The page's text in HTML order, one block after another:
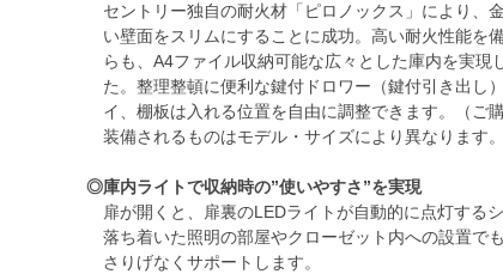
セントリー独自の耐火材「ピロノックス」により、
い壁面をスリムにすることに成功。高い耐火性能を
らも、A4ファイル収納可能な広々とした庫内を実現
た。整理整頓に便利な鍵付ドロワー（鍵付引き出し
イ、棚板は入れる位置を自由に調整できます。（ご
装備されるものはモデル・サイズにより異なります。
◎庫内ライトで収納時の”使いやすさ”を実現
扉が開くと、扉裏のLEDライトが自動的に点灯するシ
落ち着いた照明の部屋やクローゼット内への設置で
さりげなくサポートします。